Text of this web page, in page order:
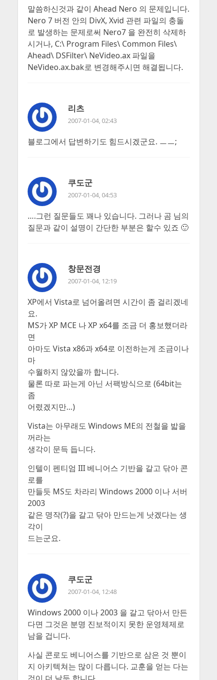
말씀하신것과 같이 Ahead Nero 의 문제입니다.
Nero 7 버전 안의 DivX, Xvid 관련 파일의 충돌
로 발생하는 문제로써 Nero7 을 완전히 삭제하
시거나, C:\ Program Files\ Common Files\
Ahead\ DSFilter\ NeVideo.ax 파일을
NeVideo.ax.bak로 변경해주시면 해결됩니다.
리츠
2007-01-04, 02:43
블로그에서 답변하기도 힘드시겠군요. ㅡㅡ;
쿠도군
2007-01-04, 04:53
….그런 질문들도 꽤나 있습니다. 그러나 곰 님의
질문과 같이 설명이 간단한 부분은 할수 있죠 🙂
창문전경
2007-01-04, 12:19
XP에서 Vista로 넘어올려면 시간이 좀 걸리겠네
요.
MS가 XP MCE 나 XP x64를 조금 더 홍보했더라
면
아마도 Vista x86과 x64로 이전하는게 조금이나
마
수월하지 않았을까 합니다.
물론 따로 파는게 아닌 서팩방식으로 (64bit는
좀
어렸겠지만…)
Vista는 아무래도 Windows ME의 전철을 밟을
꺼라는
생각이 문득 듭니다.
인텔이 펜티엄 III 베니어스 기반을 갈고 닦아 콘
로를
만들듯 MS도 차라리 Windows 2000 이나 서버
2003
같은 명작(?)을 갈고 닦아 만드는게 낫겠다는 생
각이
드는군요.
쿠도군
2007-01-04, 12:48
Windows 2000 이나 2003 을 갈고 닦아서 만든
다면 그것은 분명 진보적이지 못한 운영체제로
남을 겁니다.
사실 콘로도 베니어스를 기반으로 삼은 것 뿐이
지 아키텍쳐는 많이 다릅니다. 교훈을 얻는 다는